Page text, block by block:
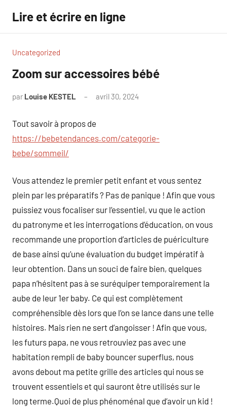
contenu
Lire et écrire en ligne
Uncategorized
Zoom sur accessoires bébé
par Louise KESTEL avril 30, 2024
Tout savoir à propos de
https://bebetendances.com/categorie-
bebe/sommeil/
Vous attendez le premier petit enfant et vous sentez
plein par les préparatifs ? Pas de panique ! Afin que vous
puissiez vous focaliser sur l’essentiel, vu que le action
du patronyme et les interrogations d’éducation, on vous
recommande une proportion d’articles de puériculture
de base ainsi qu’une évaluation du budget impératif à
leur obtention. Dans un souci de faire bien, quelques
papa n’hésitent pas à se suréquiper temporairement la
aube de leur 1er baby. Ce qui est complètement
compréhensible dès lors que l’on se lance dans une telle
histoires. Mais rien ne sert d’angoisser ! Afin que vous,
les futurs papa, ne vous retrouviez pas avec une
habitation rempli de baby bouncer superflus, nous
avons debout ma petite grille des articles qui nous se
trouvent essentiels et qui sauront être utilisés sur le
long terme.Quoi de plus phénoménal que d’avoir un kid !